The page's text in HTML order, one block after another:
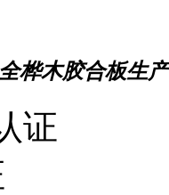
全桦木胶合板生
证